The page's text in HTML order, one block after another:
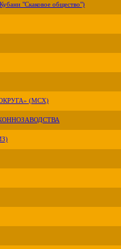
"Скаковое общество")
(МСХ)